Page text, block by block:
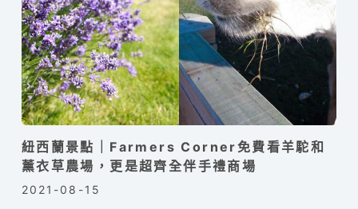
紐西蘭景點｜Farmers Corner免費看羊駝和
薰衣草農場，更是超齊全伴手禮商場
2021-08-15